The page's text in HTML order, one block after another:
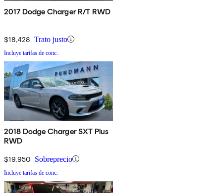
2017 Dodge Charger R/T RWD
$18,428 Trato justo
Incluye tarifas de conc.
2018 Dodge Charger SXT Plus
RWD
$19,950 Sobreprecio
Incluye tarifas de conc.